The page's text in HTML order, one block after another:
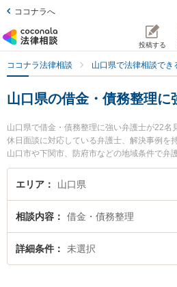
ココナラへ
投稿する
ココナラ法律相談 山口県で法律相談でき
山口県の借金・債務整理に
山口県で借金・債務整理に強い弁護士が22名
休日面談に対応している弁護士、解決事例を
山口市や下関市、防府市などの地域条件で弁
の債務整理やクレジット会社の債務整理、リ
での絞り込み検索もでき便利です。特に弁護
れています。『山口県で土日や夜間に発生し
すぐに弁護士に相談したい』『借金・債務整
くの弁護士を検索したい』『初回相談無料で
エリア 山口県
相談内容 借金・債務整理
詳細条件 未選択